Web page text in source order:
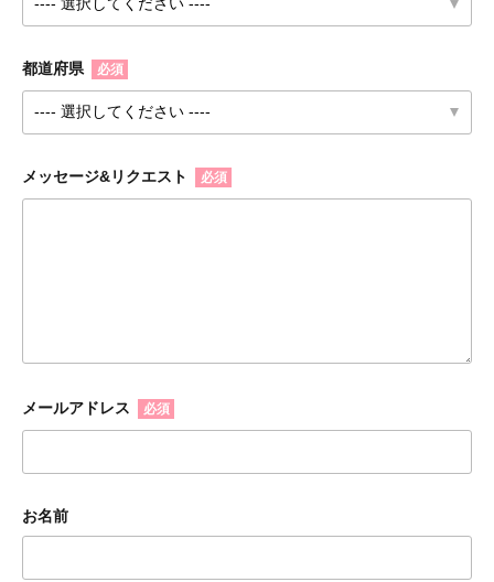
都道府県 必須
メッセージ&リクエスト 必須
メールアドレス 必須
お名前